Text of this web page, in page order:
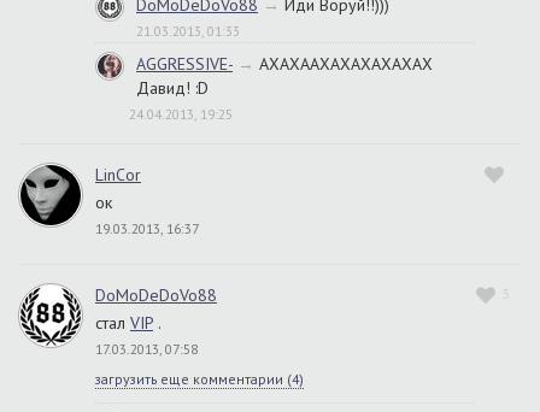
DoMoDeDoVo88 → Иди Воруй!!)))
21.03.2013, 01:33
AGGRESSIVE- → АХАХААХАХАХАХАХАХ
Давид! :D
24.04.2013, 19:25
LinCor
ок
19.03.2013, 16:37
3
DoMoDeDoVo88
стал VIP .
17.03.2013, 07:58
загрузить еще комментарии (4)